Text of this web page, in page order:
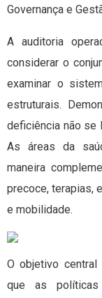
Governança e
A auditoria
considerar o
examinar o
estruturais.
deficiência não se
As áreas da
maneira
precoce, terapias,
e mobilidade.
O objetivo
que as